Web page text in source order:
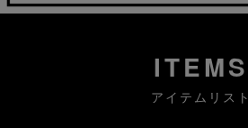
ITEMS
アイテムリスト